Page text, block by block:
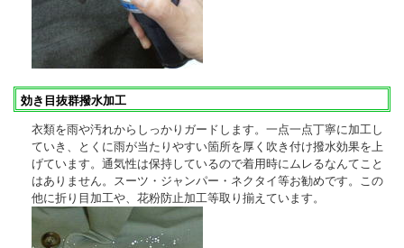
効き目抜群撥水加工
衣類を雨や汚れからしっかりガードします。一点一点丁寧に加工し
ていき、とくに雨が当たりやすい箇所を厚く吹き付け撥水効果を上
げています。通気性は保持しているので着用時にムレるなんてこと
はありません。スーツ・ジャンパー・ネクタイ等お勧めです。この
他に折り目加工や、花粉防止加工等取り揃えています。